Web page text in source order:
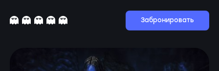
Забронировать